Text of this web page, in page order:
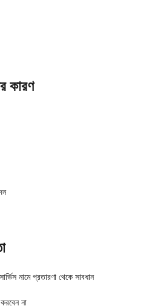
কারণ
নামে প্রতারণা থেকে সাবধান
না